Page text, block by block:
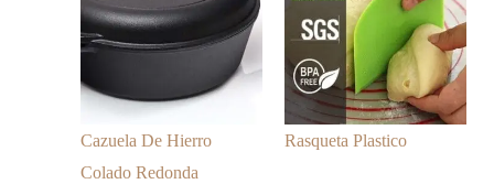
Cazuela De Hierro
Colado Redonda
Rasqueta Plastico